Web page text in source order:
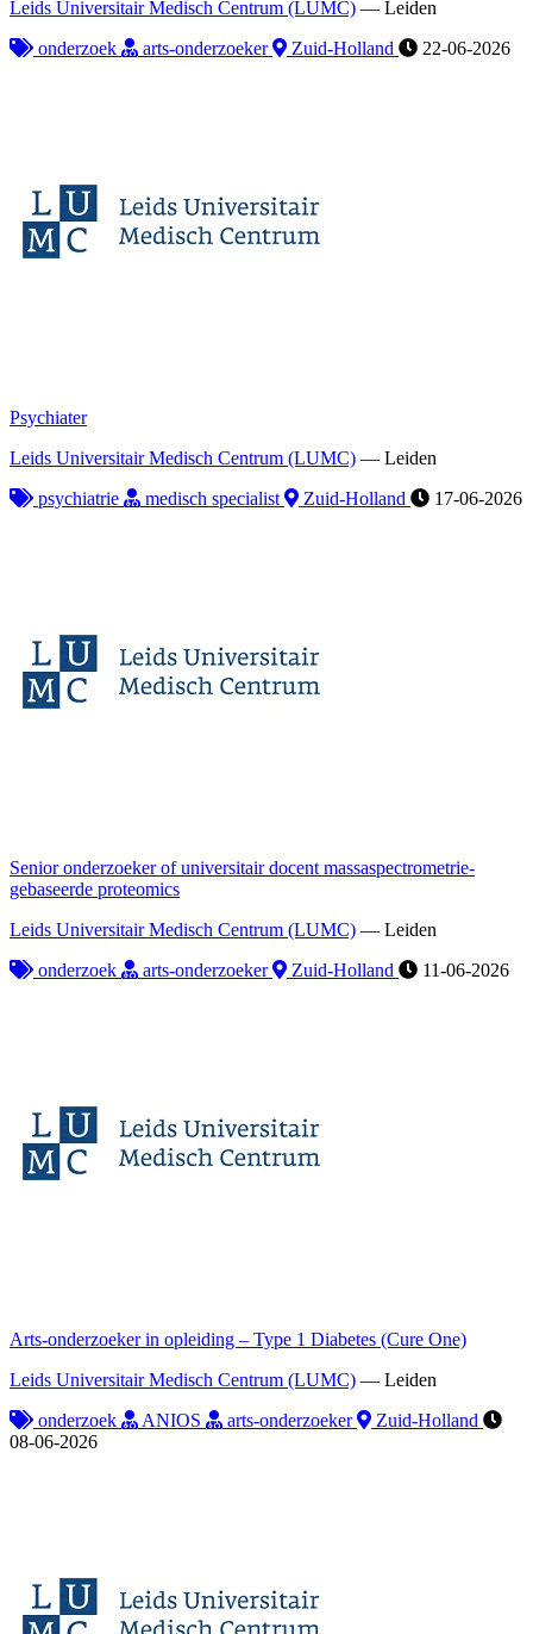
Leids Universitair Medisch Centrum (LUMC) — Leiden
onderzoek
arts-onderzoeker Zuid-Holland 22-06-2026
Psychiater
Leids Universitair Medisch Centrum (LUMC) — Leiden
psychiatrie
medisch specialist Zuid-Holland 17-06-2026
Senior onderzoeker of universitair docent massaspectrometrie-
gebaseerde proteomics
Leids Universitair Medisch Centrum (LUMC) — Leiden
onderzoek
arts-onderzoeker Zuid-Holland 11-06-2026
Arts-onderzoeker in opleiding – Type 1 Diabetes (Cure One)
Leids Universitair Medisch Centrum (LUMC) — Leiden
onderzoek
ANIOS arts-onderzoeker
Zuid-Holland
08-06-2026